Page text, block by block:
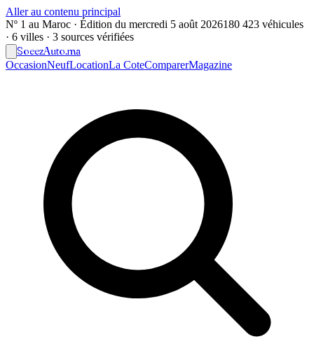
Aller au contenu principal
Nº 1 au Maroc · Édition du mercredi 5 août 2026180 423 véhicules
· 6 villes · 3 sources vérifiées
SoeezAuto.ma
OccasionNeufLocationLa CoteComparerMagazine